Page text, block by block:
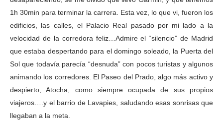
1h 30min para terminar la carrera. Esta vez, lo que vi, fueron los
edificios, las calles, el Palacio Real pasado por mi lado a la
velocidad de la corredora feliz…Admire el “silencio” de Madrid
que estaba despertando para el domingo soleado, la Puerta del
Sol que todavía parecía “desnuda” con pocos turistas y algunos
animando los corredores. El Paseo del Prado, algo más activo y
despierto, Atocha, como siempre ocupada de sus propios
viajeros….y el barrio de Lavapies, saludando esas sonrisas que
llegaban a la meta.